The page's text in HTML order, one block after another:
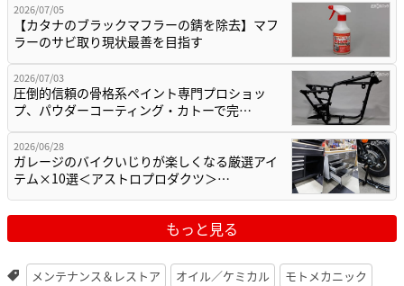
2026/07/05
【カタナのブラックマフラーの錆を除去】マフ
ラーのサビ取り現状最善を目指す
2026/07/03
圧倒的信頼の骨格系ペイント専門プロショッ
プ、パウダーコーティング・カトーで完…
2026/06/28
ガレージのバイクいじりが楽しくなる厳選アイ
テム×10選＜アストロプロダクツ＞…
もっと見る
メンテナンス＆レストア オイル／ケミカル モトメカニック